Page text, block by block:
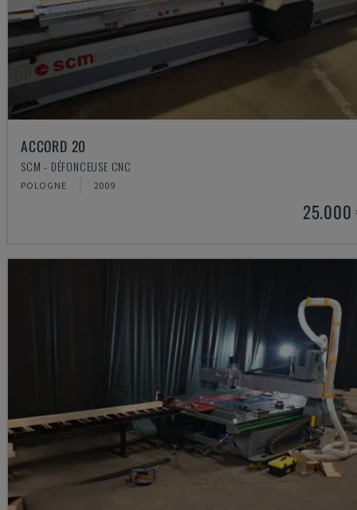
ACCORD 20
SCM - DÉFONCEUSE CNC
POLOGNE 2009
25.000